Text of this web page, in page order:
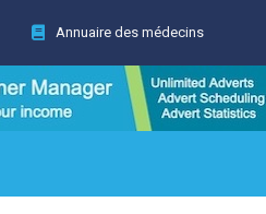
Annuaire des médecins